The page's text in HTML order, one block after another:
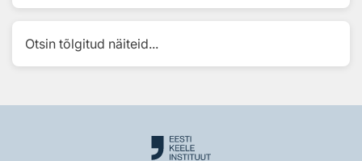
Otsin tõlgitud näiteid...